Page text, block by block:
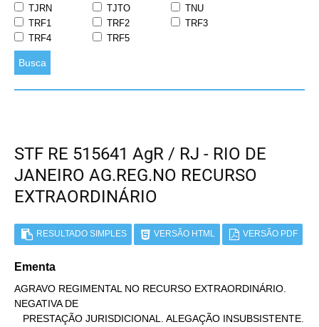
TJRN
TJTO
TNU
TRF1
TRF2
TRF3
TRF4
TRF5
Busca
STF RE 515641 AgR / RJ - RIO DE
JANEIRO AG.REG.NO RECURSO
EXTRAORDINÁRIO
RESULTADO SIMPLES VERSÃO HTML VERSÃO PDF
Ementa
AGRAVO REGIMENTAL NO RECURSO EXTRAORDINÁRIO.
NEGATIVA DE